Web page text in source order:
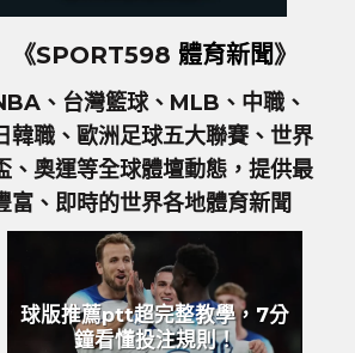
《SPORT598 體育新聞》
、台灣籃球、MLB、中職、
韓職、歐洲足球五大聯賽、世界
、奧運等全球體壇動態，提供最
富、即時的世界各地體育新聞
球版推薦ptt超完整教學，7分
鐘看懂投注規則！